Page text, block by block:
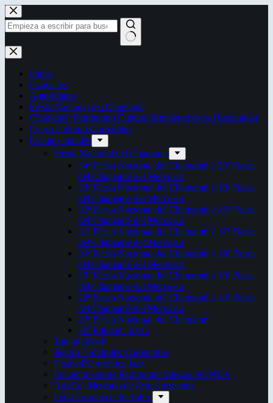
Saltar
al
contenido
Sin
resultados
Inicio
Contactos
Autoridades
Fiesta Nacional del Chamamé
Chamamé: Patrimonio Cultural Inmaterial de la Humanidad
Censo Cultural Correntino
Eventos anuales
Fiesta Nacional del Chamamé
34ª Fiesta Nacional del Chamamé y 20ª Fiesta
del Chamamé del Mercosur
33ª Fiesta Nacional del Chamamé y 19ª Fiesta
del Chamamé del Mercosur
32ª Fiesta Nacional del Chamamé y 18ª Fiesta
del Chamamé del Mercosur
31ª Fiesta Nacional del Chamamé y 17ª Fiesta
del Chamamé del Mercosur
30ª Fiesta Nacional del Chamamé y 16ª Fiesta
del Chamamé del Mercosur
29ª Fiesta Nacional del Chamamé y 15ª Fiesta
del Chamamé del Mercosur
28ª Fiesta Nacional del Chamamé y 14ª Fiesta
del Chamamé del Mercosur
27ª Fiesta Nacional del Chamamé
26ª Edición. 2016.
Taragüi Rock
Juegos Culturales Correntinos
Festival Corrientes Jazz
Encuentro sobre Patrimonio Integral del NEA
ArteCo. Mercado de Arte Corrientes
Feria Provincial del Libro